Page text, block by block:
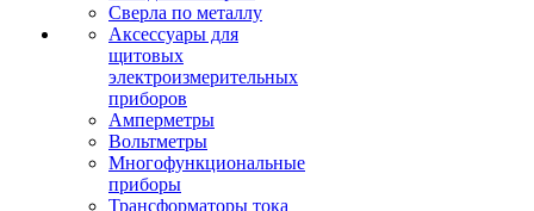
Сверла по металлу
Аксессуары для
щитовых
электроизмерительных
приборов
Амперметры
Вольтметры
Многофункциональные
приборы
Трансформаторы тока